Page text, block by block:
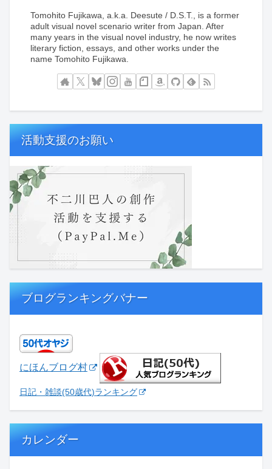
Tomohito Fujikawa, a.k.a. Deesute / D.S.T., is a former
adult visual novel scenario writer from Japan. After
many years in the visual novel industry, he now writes
literary fiction, essays, and other works under the
name Tomohito Fujikawa.
活動支援のお願い
ブログランキングバナー
にほんブログ村
日記・雑談(50歳代)ランキング
カレンダー